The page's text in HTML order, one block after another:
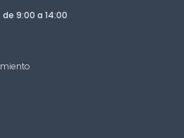
9:00 a 14:00